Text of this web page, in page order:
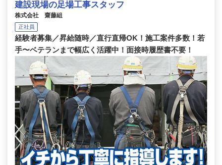
建設現場の足場工事スタッフ
株式会社 齋藤組
正社員
経験者募集／昇給随時／直行直帰OK！施工案件多数！若
手〜ベテランまで幅広く活躍中！面接時履歴書不要！